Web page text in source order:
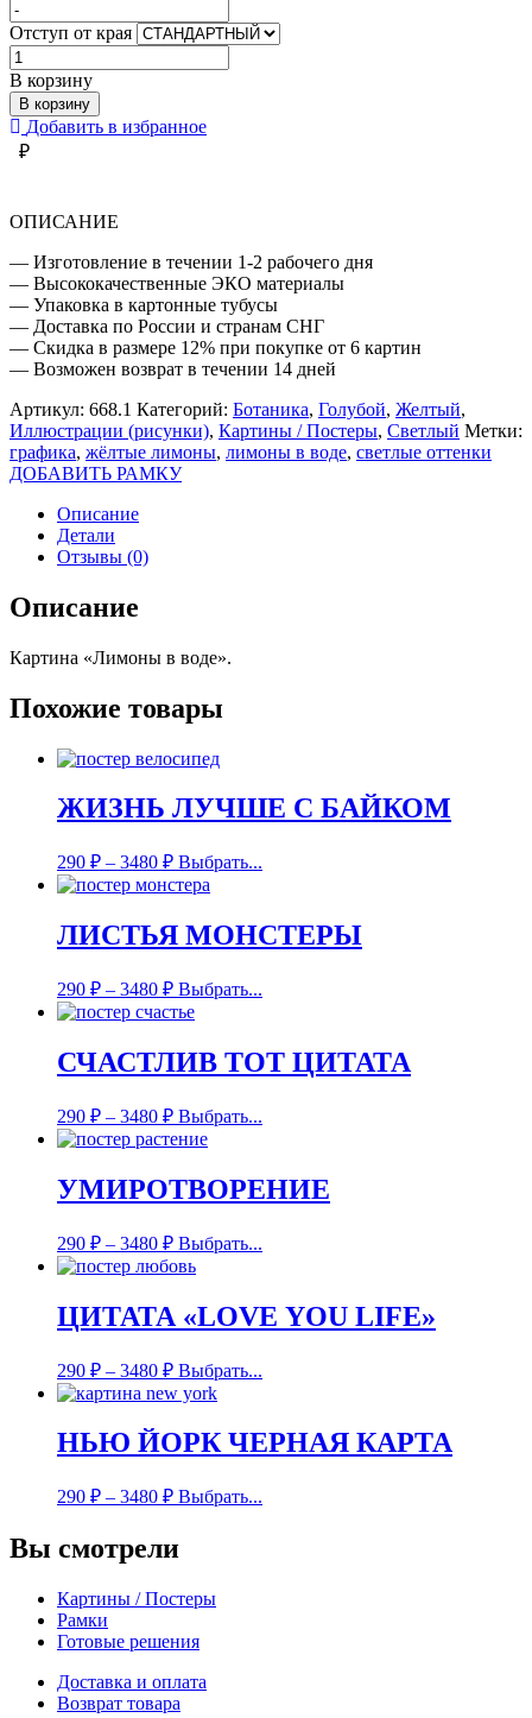
Отступ от края
Количество
товара
ЛИМОНЫ
В
ВОДЕ
В корзину
В корзину
Добавить в избранное
₽
ОПИСАНИЕ
— Изготовление в течении 1-2 рабочего дня
— Высококачественные ЭКО материалы
— Упаковка в картонные тубусы
— Доставка по России и странам СНГ
— Скидка в размере 12% при покупке от 6 картин
— Возможен возврат в течении 14 дней
Артикул: 668.1 Категорий: Ботаника, Голубой, Желтый,
Иллюстрации (рисунки), Картины / Постеры, Светлый Метки:
графика, жёлтые лимоны, лимоны в воде, светлые оттенки
ДОБАВИТЬ РАМКУ
Описание
Детали
Отзывы (0)
Описание
Картина «Лимоны в воде».
Похожие товары
ЖИЗНЬ ЛУЧШЕ С БАЙКОМ
290 ₽ – 3480 ₽ Выбрать...
ЛИСТЬЯ МОНСТЕРЫ
290 ₽ – 3480 ₽ Выбрать...
СЧАСТЛИВ ТОТ ЦИТАТА
290 ₽ – 3480 ₽ Выбрать...
УМИРОТВОРЕНИЕ
290 ₽ – 3480 ₽ Выбрать...
ЦИТАТА «LOVE YOU LIFE»
290 ₽ – 3480 ₽ Выбрать...
НЬЮ ЙОРК ЧЕРНАЯ КАРТА
290 ₽ – 3480 ₽ Выбрать...
Вы смотрели
Картины / Постеры
Рамки
Готовые решения
Доставка и оплата
Возврат товара